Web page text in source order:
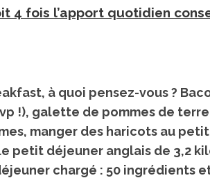
4 fois l’apport quotidien
, à quoi pensez-vous ?
!), galette de pommes de
manger des haricots au
petit déjeuner anglais de 3,2
chargé : 50 ingrédients